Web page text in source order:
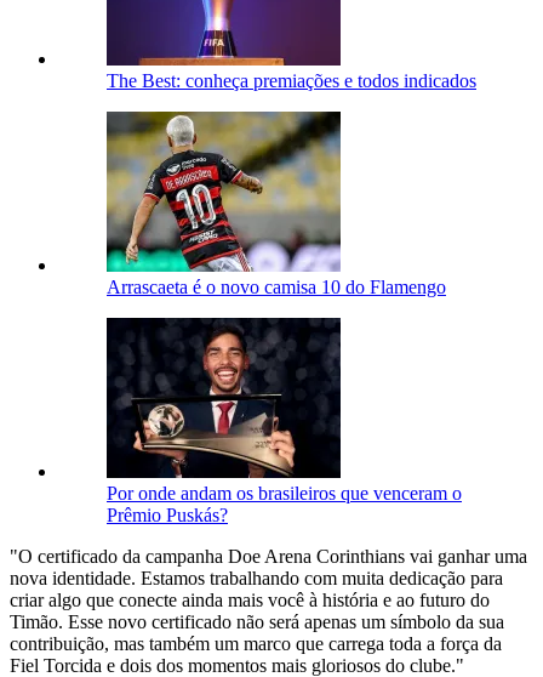
The Best: conheça premiações e todos indicados
Arrascaeta é o novo camisa 10 do Flamengo
Por onde andam os brasileiros que venceram o
Prêmio Puskás?
"O certificado da campanha Doe Arena Corinthians vai ganhar uma
nova identidade. Estamos trabalhando com muita dedicação para
criar algo que conecte ainda mais você à história e ao futuro do
Timão. Esse novo certificado não será apenas um símbolo da sua
contribuição, mas também um marco que carrega toda a força da
Fiel Torcida e dois dos momentos mais gloriosos do clube."